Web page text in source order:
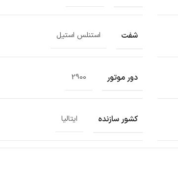
شفت استنلس استیل
دور موتور 2900
کشور سازنده ایتالیا